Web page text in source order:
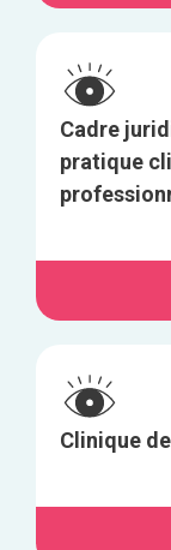
Cadre
pratique
Clinique